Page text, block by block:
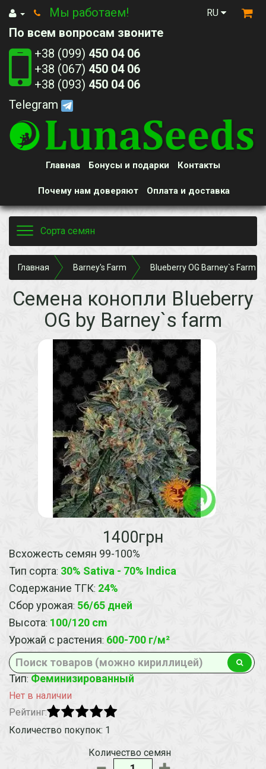
RU
Мы работаем!
По всем вопросам звоните
+38 (099) 450 04 06
+38 (067) 450 04 06
+38 (093) 450 04 06
Telegram
Главная
Почему нам доверяют
Контакты
Бонусы и подарки
Оплата и доставка
Toggle
navigation
Сорта семян
Главная Barney's Farm Blueberry OG Barney`s Farm
Семена конопли Blueberry
OG by Barney`s farm
1400грн
Всхожесть семян 99-100%
Тип сорта: 30% Sativa - 70% Indica
Содержание ТГК: 24%
Сбор урожая: 56/65 дней
Высота: 100/120 cm
Урожай с растения: 600-700 г/м²
Тип: Феминизированный
Нет в наличии
Рейтинг:
Количество покупок: 1
Количество семян